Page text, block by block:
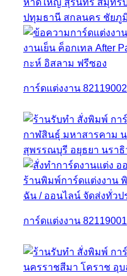
การ์ดแต่งงาน 82119002
การ์ดแต่งงาน 82119001